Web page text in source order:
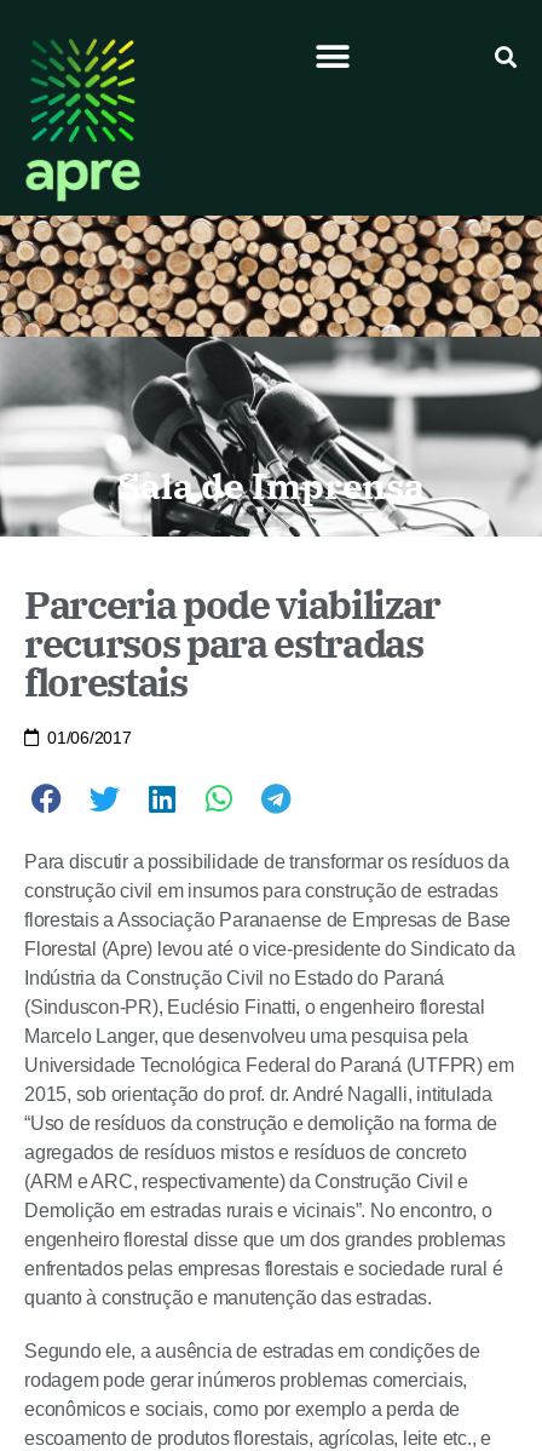
Sala de Imprensa
Parceria pode viabilizar
recursos para estradas
florestais
01/06/2017
Para discutir a possibilidade de transformar os resíduos da
construção civil em insumos para construção de estradas
florestais a Associação Paranaense de Empresas de Base
Florestal (Apre) levou até o vice-presidente do Sindicato da
Indústria da Construção Civil no Estado do Paraná
(Sinduscon-PR), Euclésio Finatti, o engenheiro florestal
Marcelo Langer, que desenvolveu uma pesquisa pela
Universidade Tecnológica Federal do Paraná (UTFPR) em
2015, sob orientação do prof. dr. André Nagalli, intitulada
“Uso de resíduos da construção e demolição na forma de
agregados de resíduos mistos e resíduos de concreto
(ARM e ARC, respectivamente) da Construção Civil e
Demolição em estradas rurais e vicinais”. No encontro, o
engenheiro florestal disse que um dos grandes problemas
enfrentados pelas empresas florestais e sociedade rural é
quanto à construção e manutenção das estradas.
Segundo ele, a ausência de estradas em condições de
rodagem pode gerar inúmeros problemas comerciais,
econômicos e sociais, como por exemplo a perda de
escoamento de produtos florestais, agrícolas, leite etc., e